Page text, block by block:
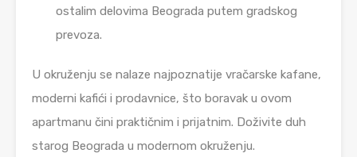
ostalim delovima Beograda putem gradskog
prevoza.
U okruženju se nalaze najpoznatije vračarske kafane,
moderni kafići i prodavnice, što boravak u ovom
apartmanu čini praktičnim i prijatnim. Doživite duh
starog Beograda u modernom okruženju.